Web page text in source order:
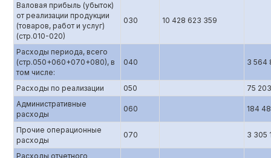
Валовая прибыль (убыток)
от реализации продукции
(товаров, работ и услуг)
(стр.010-020)
030 10 428 623 359
Расходы периода, всего
(стр.050+060+070+080), в
том числе:
040 3 564
Расходы по реализации 050
75
Административные
расходы
060 184
Прочие операционные
расходы
070 3 305
Расходы отчетного